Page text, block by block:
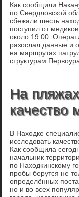
Как сообщили
по Свердловской
сбежали шесть
поступил от
около 19.00.
разослал данные и
на маршрутах
структурам
На
качество
В Находке
исследовать
Как сообщила
начальник
по Находкинскому
пробы берутся не
определённых
но и во всех